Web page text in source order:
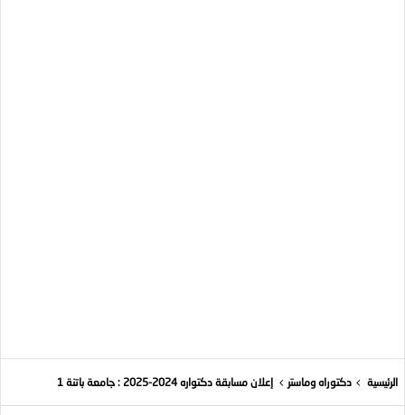
الرئيسية دكتوراه وماستر إعلان مسابقة دكتواره 2024-2025 : جامعة باتنة 1